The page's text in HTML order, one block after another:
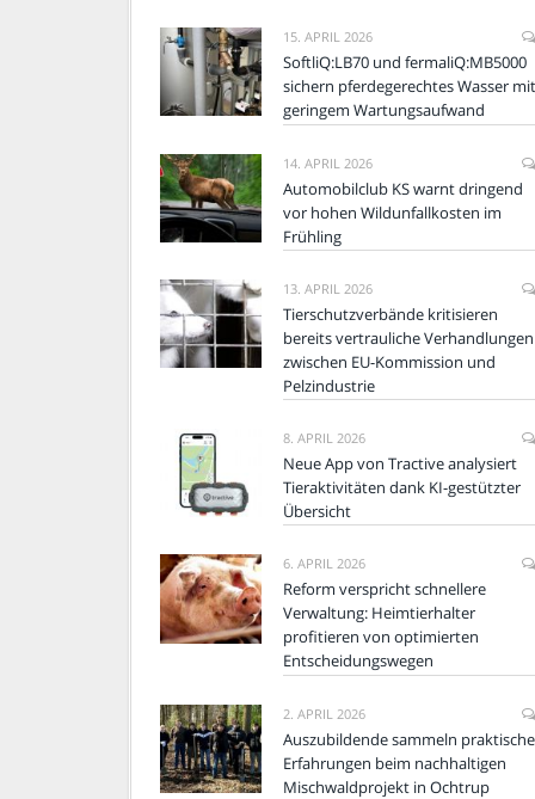
15. APRIL 2026
SoftliQ:LB70 und fermaliQ:MB5000
sichern pferdegerechtes Wasser mit
geringem Wartungsaufwand
14. APRIL 2026
Automobilclub KS warnt dringend
vor hohen Wildunfallkosten im
Frühling
13. APRIL 2026
Tierschutzverbände kritisieren
bereits vertrauliche Verhandlungen
zwischen EU-Kommission und
Pelzindustrie
8. APRIL 2026
Neue App von Tractive analysiert
Tieraktivitäten dank KI-gestützter
Übersicht
6. APRIL 2026
Reform verspricht schnellere
Verwaltung: Heimtierhalter
profitieren von optimierten
Entscheidungswegen
2. APRIL 2026
Auszubildende sammeln praktische
Erfahrungen beim nachhaltigen
Mischwaldprojekt in Ochtrup